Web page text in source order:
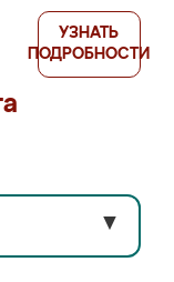
УЗНАТЬ
ПОДРОБНОСТИ
▼